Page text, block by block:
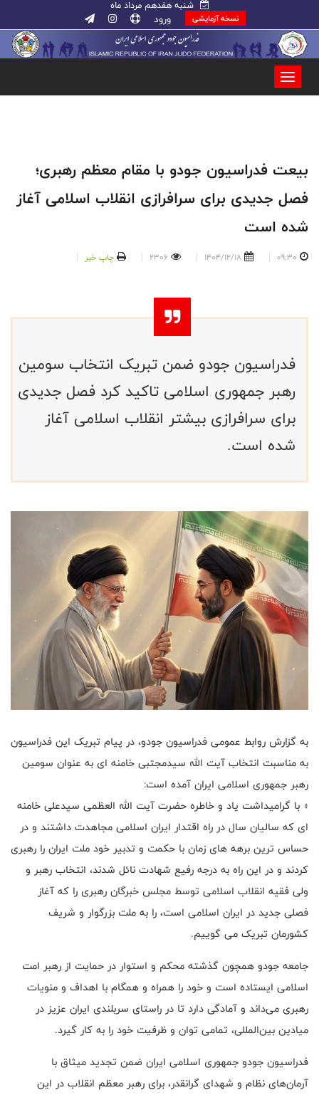
شنبه هفدهم مرداد ماه
نسخه آزمایشی ورود
بیعت فدراسیون جودو با مقام معظم رهبری؛
فصل جدیدی برای سرافرازی انقلاب اسلامی آغاز
شده است
09:30
1404/12/18
2306 چاپ خبر
فدراسیون جودو ضمن تبریک انتخاب سومین
رهبر جمهوری اسلامی تاکید کرد فصل جدیدی
برای سرافرازی بیشتر انقلاب اسلامی آغاز
شده است.
به گزارش روابط عمومی فدراسیون جودو، در پیام تبریک این فدراسیون
به مناسبت انتخاب آیت الله سیدمجتبی خامنه ای به عنوان سومین
رهبر جمهوری اسلامی ایران آمده است:
« با گرامیداشت یاد و خاطره حضرت آیت الله العظمی سیدعلی خامنه
ای که سالیان سال در راه اقتدار ایران اسلامی مجاهدت داشتند و در
حساس ترین برهه های زمان با حکمت و تدبیر خود ملت ایران را رهبری
کردند و در این راه به درجه رفیع شهادت نائل شدند، انتخاب رهبر و
ولی فقیه انقلاب اسلامی توسط مجلس خبرگان رهبری را که آغاز
فصلی جدید در ایران اسلامی است، را به ملت بزرگوار و شریف
کشورمان تبریک می گوییم.
جامعه جودو همچون گذشته محکم و استوار در حمایت از رهبر امت
اسلامی ایستاده است و خود را همراه و همگام با اهداف و منویات
رهبری می‌داند و آمادگی دارد تا در راستای سربلندی ایران عزیز در
میادین بین‌المللی، تمامی توان و ظرفیت خود را به کار گیرد.
فدراسیون جودو جمهوری اسلامی ایران ضمن تجدید میثاق با
آرمان‌های نظام و شهدای گرانقدر، برای رهبر معظم انقلاب در این